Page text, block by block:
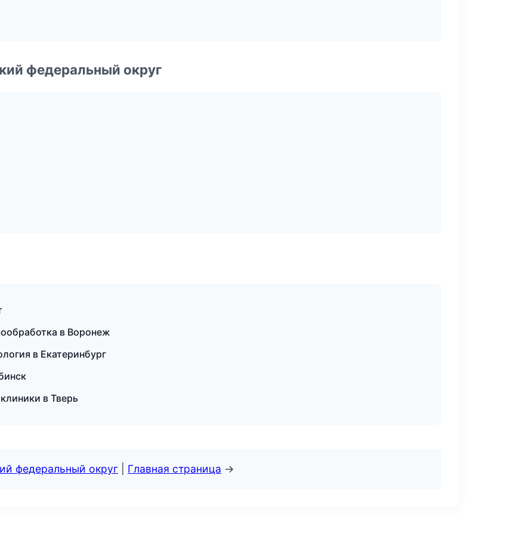
федеральный округ
в Воронеж
в Екатеринбург
в Тверь
федеральный округ Главная страница →